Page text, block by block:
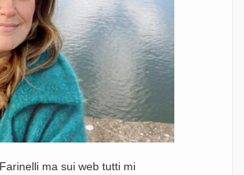
ma sui web tutti mi